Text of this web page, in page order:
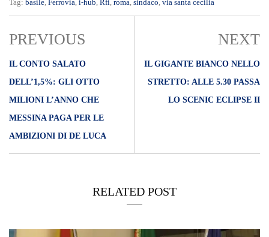
Tag: basile Ferrovia i-hub Rfi roma sindaco via santa cecilia
PREVIOUS
IL CONTO SALATO
DELL’1,5%: GLI OTTO
MILIONI L’ANNO CHE
MESSINA PAGA PER LE
AMBIZIONI DI DE LUCA
NEXT
IL GIGANTE BIANCO NELLO
STRETTO: ALLE 5.30 PASSA
LO SCENIC ECLIPSE II
RELATED POST